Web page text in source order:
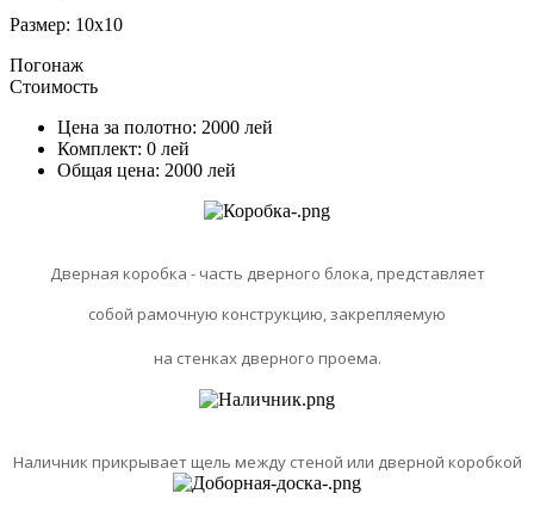
Размер: 10x10
Погонаж
Стоимость
Цена за полотно: 2000 лей
Комплект: 0 лей
Общая цена: 2000 лей
Дверная коробка - часть дверного блока, представляет
собой рамочную конструкцию, закрепляемую
на стенках дверного проема.
Наличник прикрывает щель между стеной или дверной коробкой